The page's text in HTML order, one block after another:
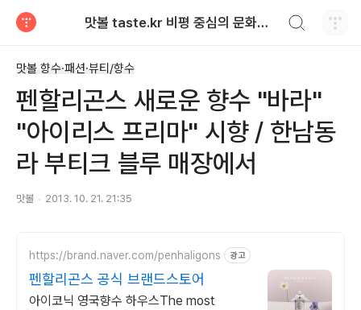
맛볼 taste.kr 비평 중심의 문화적 기호 · 맛 · 향기 리뷰
맛볼 향수·패션·뷰티/향수
펜할리곤스 새로운 향수 "바라"
"아이리스 프리마" 시향 / 한남동
라 부티크 블루 매장에서
맛볼 2013. 10. 21. 21:35
https://brand.naver.com/penhaligons 광고
펜할리곤스 공식 브랜드스토어
아이코닉 영국향수 하우스The most